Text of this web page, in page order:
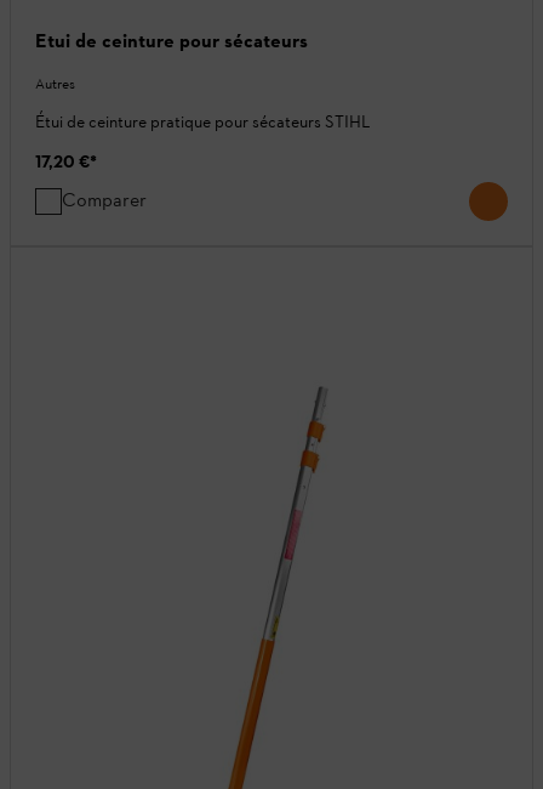
Etui de ceinture pour sécateurs
Autres
Étui de ceinture pratique pour sécateurs STIHL
17,20 €*
Comparer